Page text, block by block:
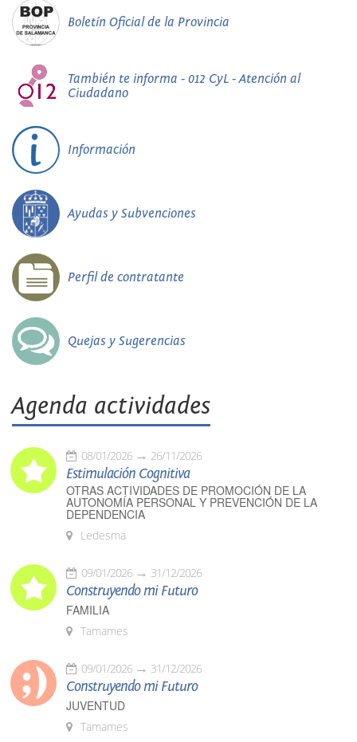
Boletín Oficial de la Provincia
También te informa - 012 CyL - Atención al
Ciudadano
Información
Ayudas y Subvenciones
Perfil de contratante
Quejas y Sugerencias
Agenda actividades
08/01/2026 26/11/2026
Estimulación Cognitiva
OTRAS ACTIVIDADES DE PROMOCIÓN DE LA
AUTONOMÍA PERSONAL Y PREVENCIÓN DE LA
DEPENDENCIA
Ledesma
09/01/2026 31/12/2026
Construyendo mi Futuro
FAMILIA
Tamames
09/01/2026 31/12/2026
Construyendo mi Futuro
JUVENTUD
Tamames